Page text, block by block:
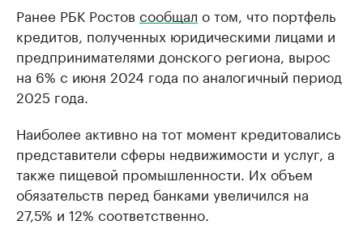
Ранее РБК Ростов сообщал о том, что портфель
кредитов, полученных юридическими лицами и
предпринимателями донского региона, вырос
на 6% с июня 2024 года по аналогичный период
2025 года.
Наиболее активно на тот момент кредитовались
представители сферы недвижимости и услуг, а
также пищевой промышленности. Их объем
обязательств перед банками увеличился на
27,5% и 12% соответственно.